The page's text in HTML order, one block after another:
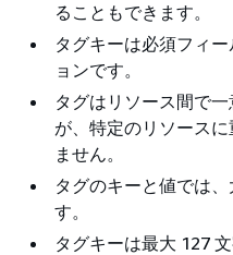
ることもできます。
タグキーは必須フィ
ョンです。
タグはリソース間で
が、特定のリソース
ません。
タグのキーと値では
す。
タグキーは最大 127